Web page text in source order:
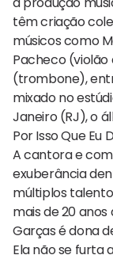
têm criação
músicos como
Pacheco (violão
(trombone),
mixado no
Janeiro (RJ), o
Por Isso Que Eu
A cantora e
exuberância
múltiplos
mais de 20
Garças é dona
Ela não se furta